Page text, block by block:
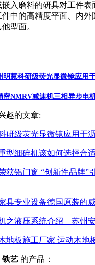
入磨料的研具对工件表
中的高精度平面、内
型面。
明慧科研级荧光显微镜应用
密NMRV减速机三相异步电
趣的文章:
研级荧光显微镜应用于
型细碎机该如何选择合
获铝门窗 “创新性品牌”
具专业设备德国原装的
之液压系统介绍—苏州
地板施工厂家 运动木地
铁艺 的产品：